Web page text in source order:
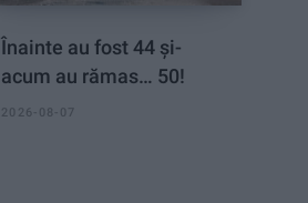
Înainte au fost 44 și-
acum au rămas… 50!
2026-08-07